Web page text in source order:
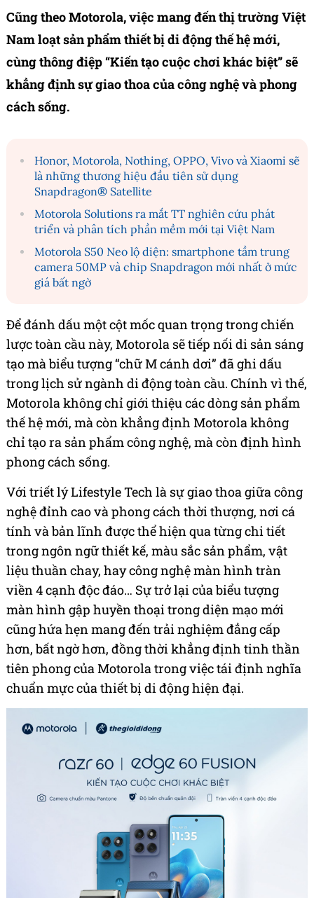
Cũng theo Motorola, việc mang đến thị trường Việt
Nam loạt sản phẩm thiết bị di động thế hệ mới,
cùng thông điệp “Kiến tạo cuộc chơi khác biệt” sẽ
khẳng định sự giao thoa của công nghệ và phong
cách sống.
Honor, Motorola, Nothing, OPPO, Vivo và Xiaomi sẽ
là những thương hiệu đầu tiên sử dụng
Snapdragon® Satellite
Motorola Solutions ra mắt TT nghiên cứu phát
triển và phân tích phần mềm mới tại Việt Nam
Motorola S50 Neo lộ diện: smartphone tầm trung
camera 50MP và chip Snapdragon mới nhất ở mức
giá bất ngờ
Để đánh dấu một cột mốc quan trọng trong chiến
lược toàn cầu này, Motorola sẽ tiếp nối di sản sáng
tạo mà biểu tượng “chữ M cánh dơi” đã ghi dấu
trong lịch sử ngành di động toàn cầu. Chính vì thế,
Motorola không chỉ giới thiệu các dòng sản phẩm
thế hệ mới, mà còn khẳng định Motorola không
chỉ tạo ra sản phẩm công nghệ, mà còn định hình
phong cách sống.
Với triết lý Lifestyle Tech là sự giao thoa giữa công
nghệ đỉnh cao và phong cách thời thượng, nơi cá
tính và bản lĩnh được thể hiện qua từng chi tiết
trong ngôn ngữ thiết kế, màu sắc sản phẩm, vật
liệu thuần chay, hay công nghệ màn hình tràn
viền 4 cạnh độc đáo… Sự trở lại của biểu tượng
màn hình gập huyền thoại trong diện mạo mới
cũng hứa hẹn mang đến trải nghiệm đẳng cấp
hơn, bất ngờ hơn, đồng thời khẳng định tinh thần
tiên phong của Motorola trong việc tái định nghĩa
chuẩn mực của thiết bị di động hiện đại.